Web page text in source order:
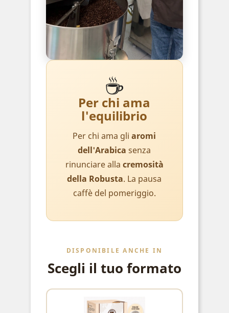
☕
Per chi ama
l'equilibrio
Per chi ama gliaromi
dell'Arabica senza
rinunciare alla cremosità
della Robusta. La pausa
caffè del pomeriggio.
DISPONIBILE ANCHE IN
Scegli il tuo formato